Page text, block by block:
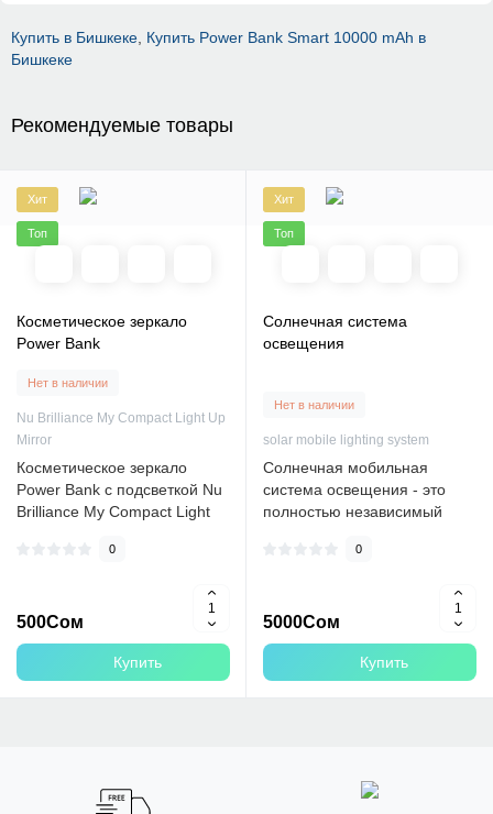
Купить в Бишкеке Купить Power Bank Smart 10000 mAh в
Бишкеке
Рекомендуемые товары
Хит
Топ
Косметическое зеркало
Power Bank
Нет в наличии
Nu Brilliance My Compact Light Up
Mirror
Косметическое зеркало
Power Bank с подсветкой Nu
Brilliance My Compact Light
0
500Сом
Купить
Хит
Топ
Солнечная система
освещения
Нет в наличии
solar mobile lighting system
Солнечная мобильная
система освещения - это
полностью независимый
0
5000Сом
Купить